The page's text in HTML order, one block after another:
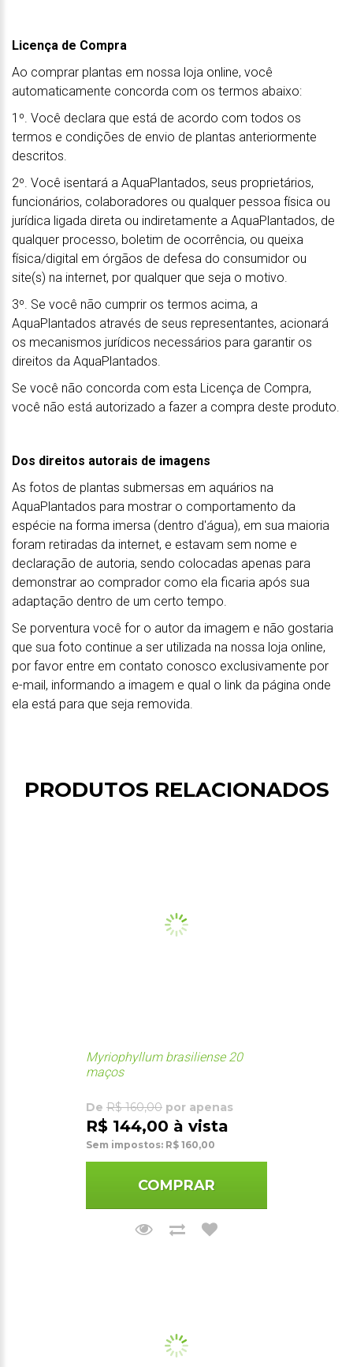
Licença de Compra
Ao comprar plantas em nossa loja online, você
automaticamente concorda com os termos abaixo:
1º. Você declara que está de acordo com todos os
termos e condições de envio de plantas anteriormente
descritos.
2º. Você isentará a AquaPlantados, seus proprietários,
funcionários, colaboradores ou qualquer pessoa física ou
jurídica ligada direta ou indiretamente a AquaPlantados, de
qualquer processo, boletim de ocorrência, ou queixa
física/digital em órgãos de defesa do consumidor ou
site(s) na internet, por qualquer que seja o motivo.
3º. Se você não cumprir os termos acima, a
AquaPlantados através de seus representantes, acionará
os mecanismos jurídicos necessários para garantir os
direitos da AquaPlantados.
Se você não concorda com esta Licença de Compra,
você não está autorizado a fazer a compra deste produto.
Dos direitos autorais de imagens
As fotos de plantas submersas em aquários na
AquaPlantados para mostrar o comportamento da
espécie na forma imersa (dentro d'água), em sua maioria
foram retiradas da internet, e estavam sem nome e
declaração de autoria, sendo colocadas apenas para
demonstrar ao comprador como ela ficaria após sua
adaptação dentro de um certo tempo.
Se porventura você for o autor da imagem e não gostaria
que sua foto continue a ser utilizada na nossa loja online,
por favor entre em contato conosco exclusivamente por
e-mail, informando a imagem e qual o link da página onde
ela está para que seja removida.
PRODUTOS RELACIONADOS
Myriophyllum brasiliense 20
maços
De R$ 160,00 por apenas
R$ 144,00 à vista
Sem impostos: R$ 160,00
COMPRAR